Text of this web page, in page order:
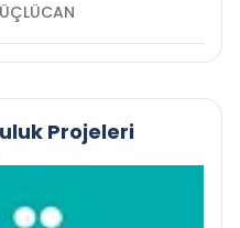
GÜÇLÜCAN
Projeleri